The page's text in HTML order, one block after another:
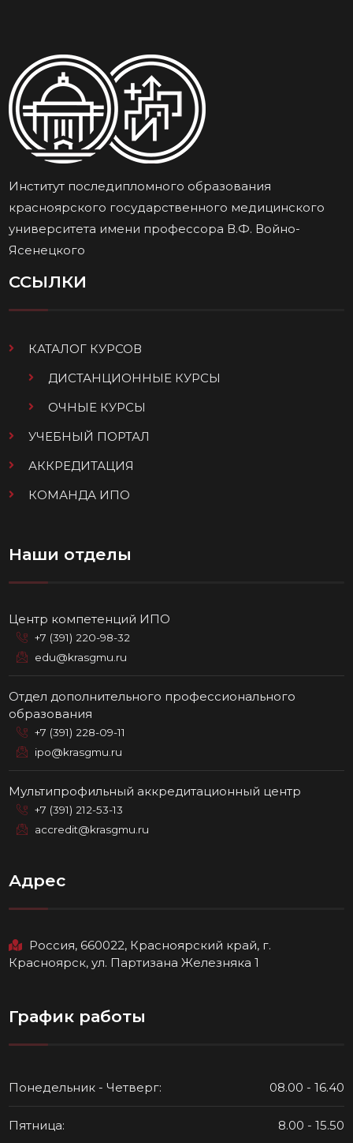
Институт последипломного образования
красноярского государственного медицинского
университета имени профессора В.Ф. Войно-
Ясенецкого
ССЫЛКИ
КАТАЛОГ КУРСОВ
ДИСТАНЦИОННЫЕ КУРСЫ
ОЧНЫЕ КУРСЫ
УЧЕБНЫЙ ПОРТАЛ
АККРЕДИТАЦИЯ
КОМАНДА ИПО
Наши отделы
Центр компетенций ИПО
+7 (391) 220-98-32
edu@krasgmu.ru
Отдел дополнительного профессионального
образования
+7 (391) 228-09-11
ipo@krasgmu.ru
Мультипрофильный аккредитационный центр
+7 (391) 212-53-13
accredit@krasgmu.ru
Адрес
Россия, 660022, Красноярский край, г.
Красноярск, ул. Партизана Железняка 1
График работы
Понедельник - Четверг: 08.00 - 16.40
Пятница: 8.00 - 15.50